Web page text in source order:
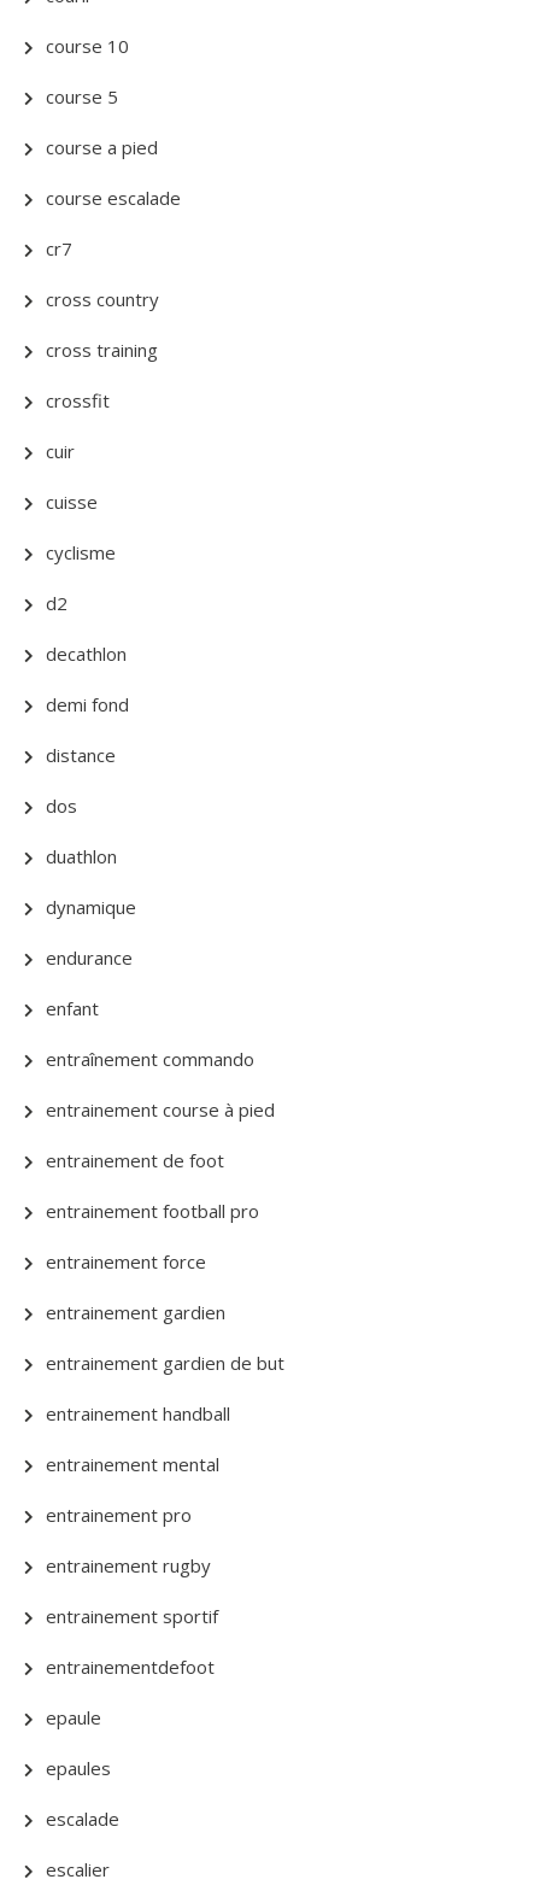
course 10
course 5
course a pied
course escalade
cr7
cross country
cross training
crossfit
cuir
cuisse
cyclisme
d2
decathlon
demi fond
distance
dos
duathlon
dynamique
endurance
enfant
entraînement commando
entrainement course à pied
entrainement de foot
entrainement football pro
entrainement force
entrainement gardien
entrainement gardien de but
entrainement handball
entrainement mental
entrainement pro
entrainement rugby
entrainement sportif
entrainementdefoot
epaule
epaules
escalade
escalier